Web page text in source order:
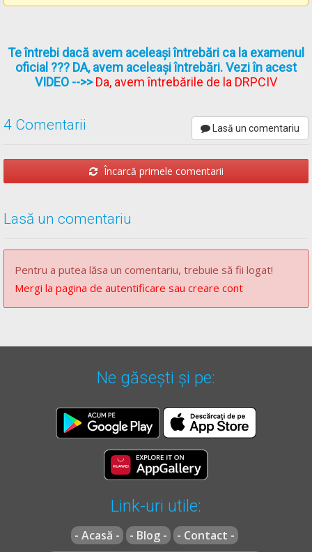
Te întrebi dacă avem aceleași întrebări ca la examenul
oficial ??? DA, avem aceleași întrebări. Vezi în acest
VIDEO -->>Da, avem întrebările de la DRPCIV
4 Comentarii Lasă un comentariu
Încarcă primele comentarii
Lasă un comentariu
Pentru a putea lăsa un comentariu, trebuie să fii logat!
Mergi la pagina de autentificare sau creare cont
Ne găsești și pe:
Link-uri utile:
- Acasă - - Blog - - Contact -